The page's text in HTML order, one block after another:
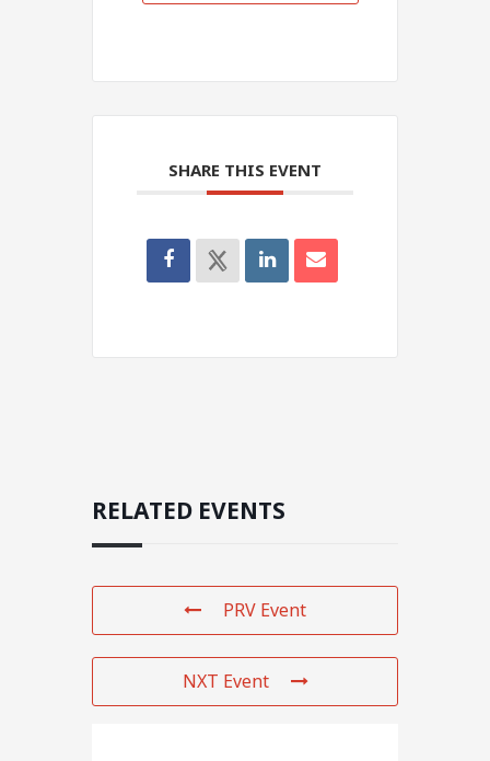
SHARE THIS EVENT
RELATED EVENTS
PRV Event
NXT Event